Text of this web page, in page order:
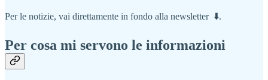
Per le notizie, vai direttamente in fondo alla newsletter ⬇️.
Per cosa mi servono le informazioni